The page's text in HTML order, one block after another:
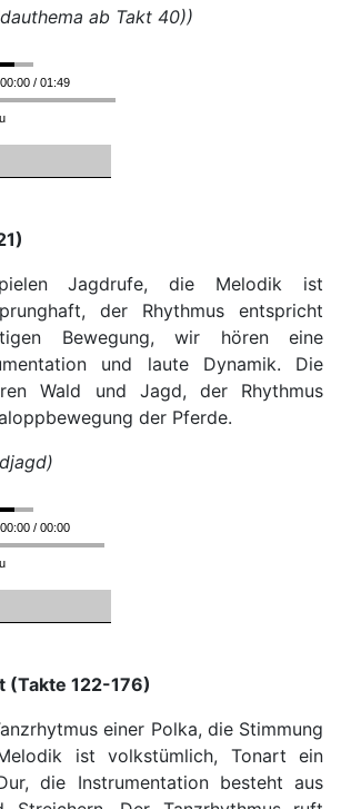
ab Takt 40))
00:00 / 01:49
Jagdrufe, die Melodik ist
der Rhythmus entspricht
Bewegung, wir hören eine
und laute Dynamik. Die
Wald und Jagd, der Rhythmus
der Pferde.
00:00 / 00:00
(Takte 122-176)
einer Polka, die Stimmung
ist volkstümlich, Tonart ein
die Instrumentation besteht aus